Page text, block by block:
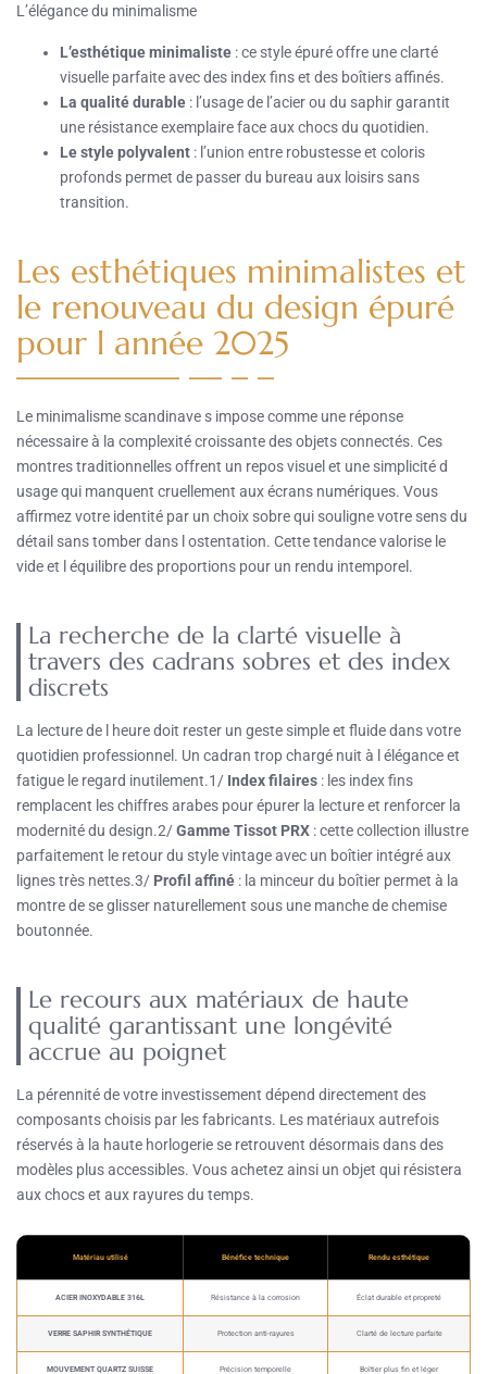
L’élégance du minimalisme
L’esthétique minimaliste : ce style épuré offre une clarté
visuelle parfaite avec des index fins et des boîtiers affinés.
La qualité durable : l’usage de l’acier ou du saphir garantit
une résistance exemplaire face aux chocs du quotidien.
Le style polyvalent : l’union entre robustesse et coloris
profonds permet de passer du bureau aux loisirs sans
transition.
Les esthétiques minimalistes et
le renouveau du design épuré
pour l année 2025
Le minimalisme scandinave s impose comme une réponse
nécessaire à la complexité croissante des objets connectés. Ces
montres traditionnelles offrent un repos visuel et une simplicité d
usage qui manquent cruellement aux écrans numériques. Vous
affirmez votre identité par un choix sobre qui souligne votre sens du
détail sans tomber dans l ostentation. Cette tendance valorise le
vide et l équilibre des proportions pour un rendu intemporel.
La recherche de la clarté visuelle à
travers des cadrans sobres et des index
discrets
La lecture de l heure doit rester un geste simple et fluide dans votre
quotidien professionnel. Un cadran trop chargé nuit à l élégance et
fatigue le regard inutilement.1/ Index filaires : les index fins
remplacent les chiffres arabes pour épurer la lecture et renforcer la
modernité du design.2/Gamme Tissot PRX : cette collection illustre
parfaitement le retour du style vintage avec un boîtier intégré aux
lignes très nettes.3/ Profil affiné : la minceur du boîtier permet à la
montre de se glisser naturellement sous une manche de chemise
boutonnée.
Le recours aux matériaux de haute
qualité garantissant une longévité
accrue au poignet
La pérennité de votre investissement dépend directement des
composants choisis par les fabricants. Les matériaux autrefois
réservés à la haute horlogerie se retrouvent désormais dans des
modèles plus accessibles. Vous achetez ainsi un objet qui résistera
aux chocs et aux rayures du temps.
Matériau utilisé Bénéfice technique Rendu esthétique
ACIER INOXYDABLE 316L Résistance à la corrosion Éclat durable et propreté
VERRE SAPHIR SYNTHÉTIQUE Protection anti-rayures Clarté de lecture parfaite
MOUVEMENT QUARTZ SUISSE Précision temporelle Boîtier plus fin et léger